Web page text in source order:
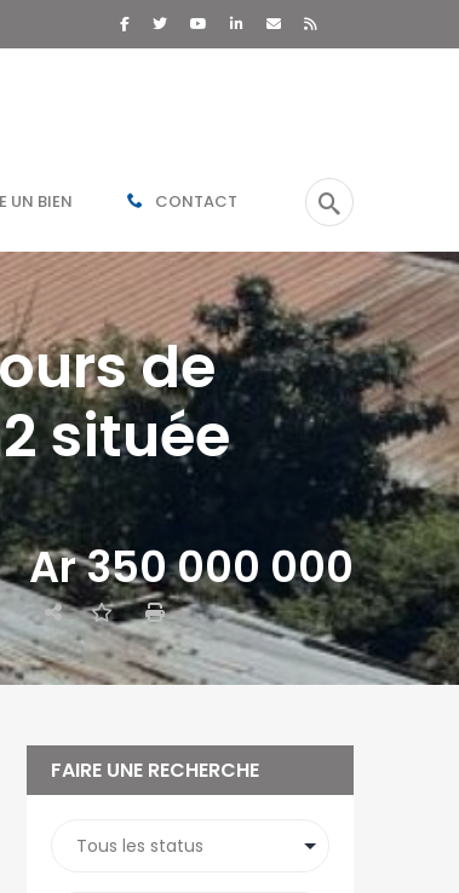
UN BIEN CONTACT
de
située
Ar 350 000 000
FAIRE UNE RECHERCHE